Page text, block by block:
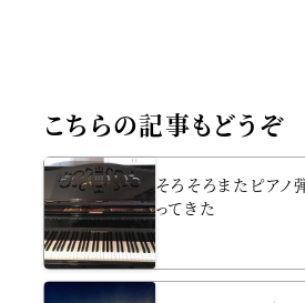
こちらの記事もどうぞ
そろそろまたピアノ
ってきた